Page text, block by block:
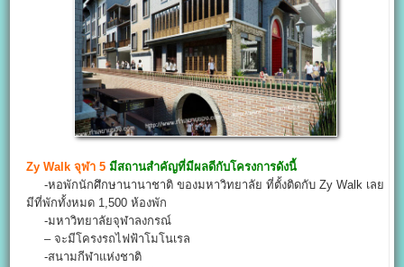
Zy Walk จุฬา 5 มีสถานสำคัญที่มีผลดีกับโครงการดังนี้
-หอพักนักศึกษานานาชาติ ของมหาวิทยาลัย ที่ตั้งติดกับ Zy Walk เลย
มีที่พักทั้งหมด 1,500 ห้องพัก
-มหาวิทยาลัยจุฬาลงกรณ์
– จะมีโครงรถไฟฟ้าโมโนเรล
-สนามกีฬาแห่งชาติ